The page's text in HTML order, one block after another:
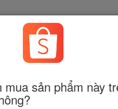
mua sản phẩm này